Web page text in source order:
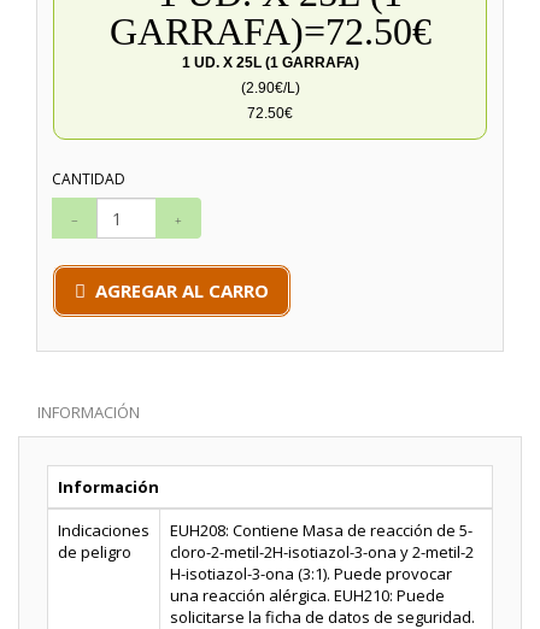
1 UD. X 25L (1 GARRAFA)
(2.90€/L)
72.50€
CANTIDAD
AGREGAR AL CARRO
INFORMACIÓN
Información
Indicaciones
de peligro
EUH208: Contiene Masa de reacción de 5-
cloro-2-metil-2H-isotiazol-3-ona y 2-metil-2
H-isotiazol-3-ona (3:1). Puede provocar
una reacción alérgica. EUH210: Puede
solicitarse la ficha de datos de seguridad.